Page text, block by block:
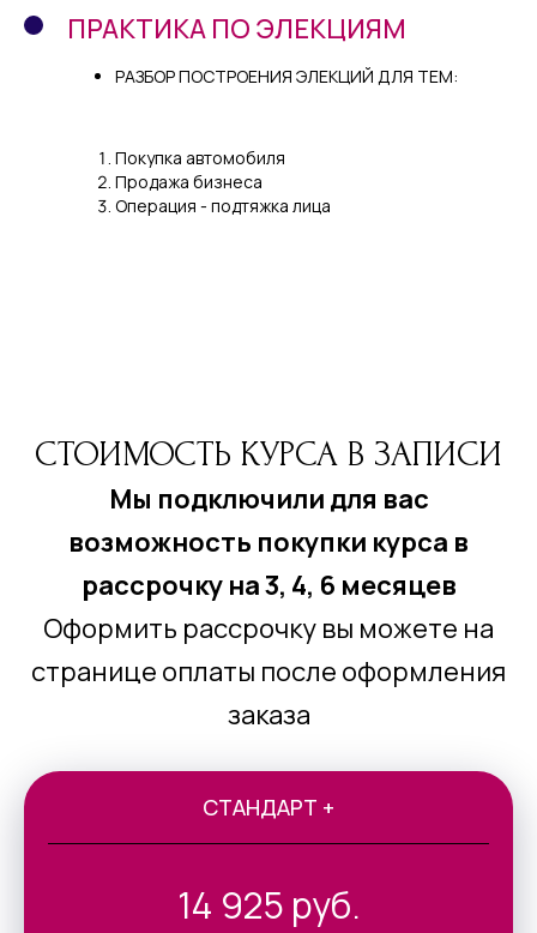
ПРАКТИКА ПО ЭЛЕКЦИЯМ
РАЗБОР ПОСТРОЕНИЯ ЭЛЕКЦИЙ ДЛЯ ТЕМ:
Покупка автомобиля
Продажа бизнеса
Операция - подтяжка лица
СТОИМОСТЬ КУРСА В ЗАПИСИ
Мы подключили для вас
возможность покупки курса в
рассрочку на 3, 4, 6 месяцев
Оформить рассрочку вы можете на
странице оплаты после оформления
заказа
СТАНДАРТ +
14 925 руб.